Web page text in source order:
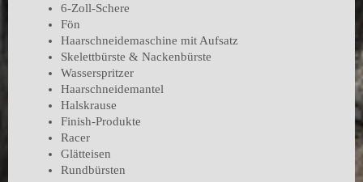
6-Zoll-Schere
Fön
Haarschneidemaschine mit Aufsatz
Skelettbürste & Nackenbürste
Wasserspritzer
Haarschneidemantel
Halskrause
Finish-Produkte
Racer
Glätteisen
Rundbürsten